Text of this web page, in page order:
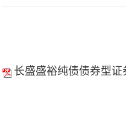
长盛盛裕纯债债券型